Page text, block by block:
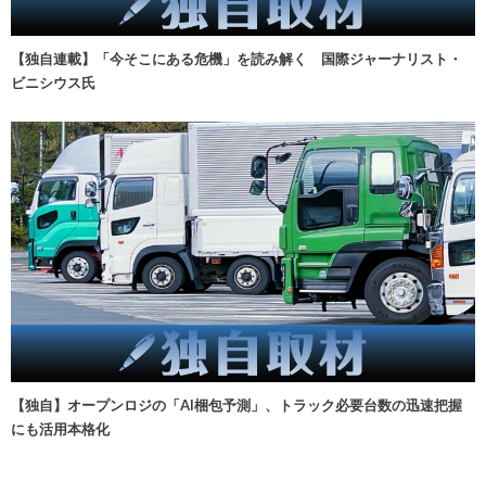
【独自連載】「今そこにある危機」を読み解く 国際ジャーナリスト・
ビニシウス氏
【独自】オープンロジの「AI梱包予測」、トラック必要台数の迅速把握
にも活用本格化